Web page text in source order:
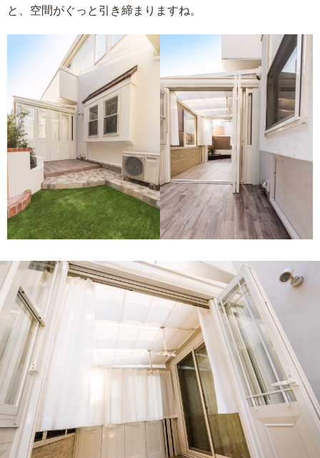
と、空間がぐっと引き締まりますね。